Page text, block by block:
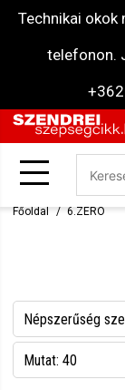
Technikai
telefonon.
Főoldal 6.ZERO
Népszerűség
Név szerint
Mutat: 40